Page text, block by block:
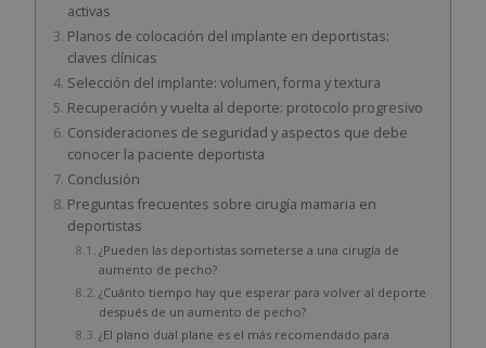
activas
Planos de colocación del implante en deportistas:
claves clínicas
Selección del implante: volumen, forma y textura
Recuperación y vuelta al deporte: protocolo progresivo
Consideraciones de seguridad y aspectos que debe
conocer la paciente deportista
Conclusión
Preguntas frecuentes sobre cirugía mamaria en
deportistas
¿Pueden las deportistas someterse a una cirugía de
aumento de pecho?
¿Cuánto tiempo hay que esperar para volver al deporte
después de un aumento de pecho?
¿El plano dual plane es el más recomendado para